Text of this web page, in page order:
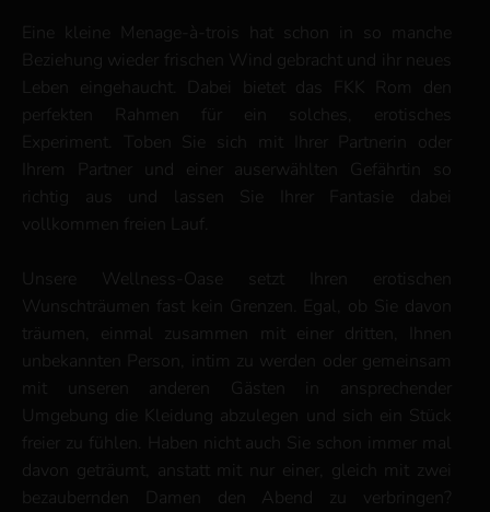
Eine kleine Menage-à-trois hat schon in so manche
Beziehung wieder frischen Wind gebracht und ihr neues
Leben eingehaucht. Dabei bietet das FKK Rom den
perfekten Rahmen für ein solches, erotisches
Experiment. Toben Sie sich mit Ihrer Partnerin oder
Ihrem Partner und einer auserwählten Gefährtin so
richtig aus und lassen Sie Ihrer Fantasie dabei
vollkommen freien Lauf.
Unsere Wellness-Oase setzt Ihren erotischen
Wunschträumen fast kein Grenzen. Egal, ob Sie davon
träumen, einmal zusammen mit einer dritten, Ihnen
unbekannten Person, intim zu werden oder gemeinsam
mit unseren anderen Gästen in ansprechender
Umgebung die Kleidung abzulegen und sich ein Stück
freier zu fühlen. Haben nicht auch Sie schon immer mal
davon geträumt, anstatt mit nur einer, gleich mit zwei
bezaubernden Damen den Abend zu verbringen?